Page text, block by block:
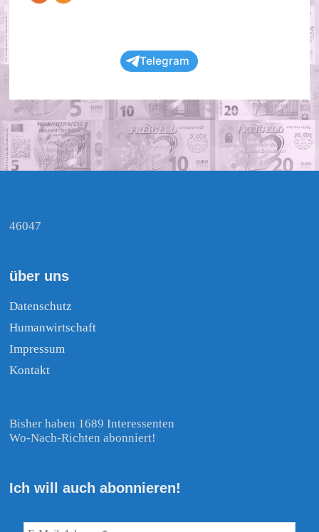
Telegram
46047
über uns
Datenschutz
Humanwirtschaft
Impressum
Kontakt
Bisher haben 1689 Interessenten
Wo-Nach-Richten abonniert!
Ich will auch abonnieren!